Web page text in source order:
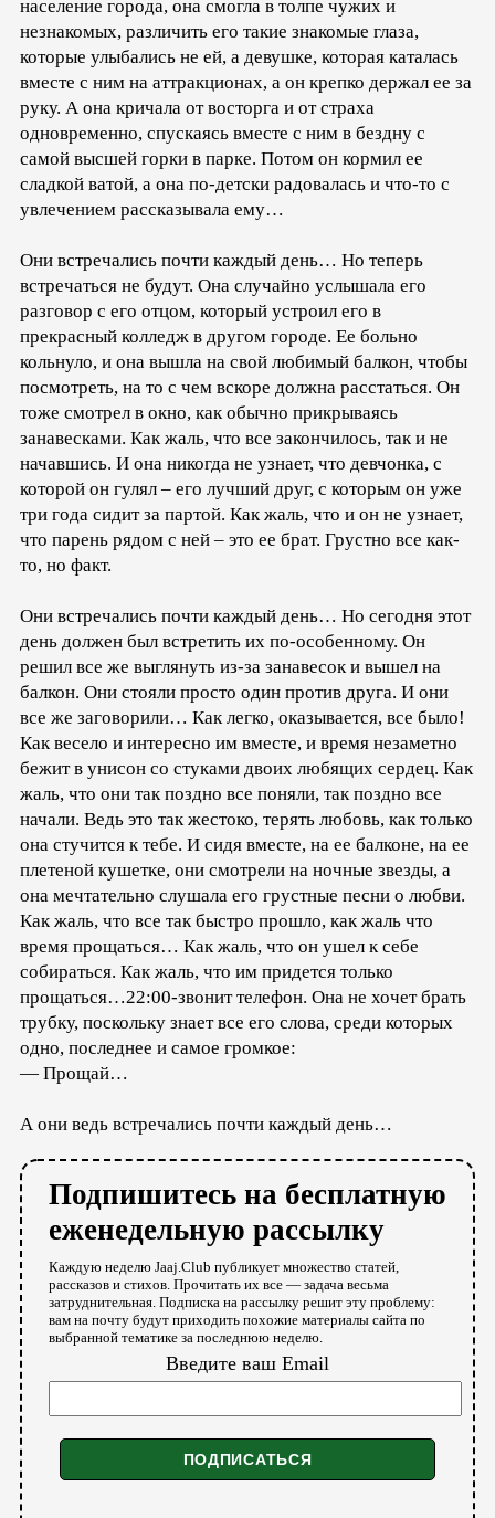
население города, она смогла в толпе чужих и
незнакомых, различить его такие знакомые глаза,
которые улыбались не ей, а девушке, которая каталась
вместе с ним на аттракционах, а он крепко держал ее за
руку. А она кричала от восторга и от страха
одновременно, спускаясь вместе с ним в бездну с
самой высшей горки в парке. Потом он кормил ее
сладкой ватой, а она по-детски радовалась и что-то с
увлечением рассказывала ему…
Они встречались почти каждый день… Но теперь
встречаться не будут. Она случайно услышала его
разговор с его отцом, который устроил его в
прекрасный колледж в другом городе. Ее больно
кольнуло, и она вышла на свой любимый балкон, чтобы
посмотреть, на то с чем вскоре должна расстаться. Он
тоже смотрел в окно, как обычно прикрываясь
занавесками. Как жаль, что все закончилось, так и не
начавшись. И она никогда не узнает, что девчонка, с
которой он гулял – его лучший друг, с которым он уже
три года сидит за партой. Как жаль, что и он не узнает,
что парень рядом с ней – это ее брат. Грустно все как-
то, но факт.
Они встречались почти каждый день… Но сегодня этот
день должен был встретить их по-особенному. Он
решил все же выглянуть из-за занавесок и вышел на
балкон. Они стояли просто один против друга. И они
все же заговорили… Как легко, оказывается, все было!
Как весело и интересно им вместе, и время незаметно
бежит в унисон со стуками двоих любящих сердец. Как
жаль, что они так поздно все поняли, так поздно все
начали. Ведь это так жестоко, терять любовь, как только
она стучится к тебе. И сидя вместе, на ее балконе, на ее
плетеной кушетке, они смотрели на ночные звезды, а
она мечтательно слушала его грустные песни о любви.
Как жаль, что все так быстро прошло, как жаль что
время прощаться… Как жаль, что он ушел к себе
собираться. Как жаль, что им придется только
прощаться…22:00-звонит телефон. Она не хочет брать
трубку, поскольку знает все его слова, среди которых
одно, последнее и самое громкое:
— Прощай…
А они ведь встречались почти каждый день…
Подпишитесь на бесплатную
еженедельную рассылку
Каждую неделю Jaaj.Club публикует множество статей,
рассказов и стихов. Прочитать их все — задача весьма
затруднительная. Подписка на рассылку решит эту проблему:
вам на почту будут приходить похожие материалы сайта по
выбранной тематике за последнюю неделю.
Введите ваш Email